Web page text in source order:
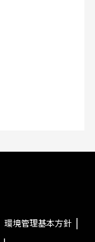
環境管理基本方針